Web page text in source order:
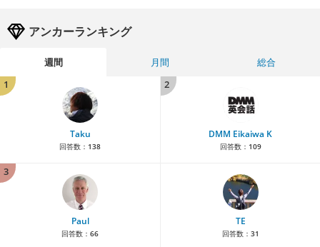
アンカーランキング
週間 月間
総合
1
Taku
回答数： 138
2
DMM Eikaiwa K
回答数： 109
3
Paul
回答数： 66
TE
回答数： 31